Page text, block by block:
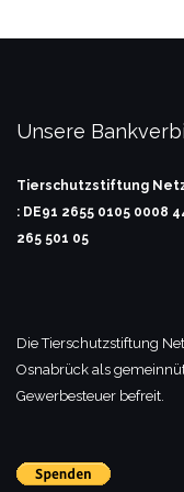
Unsere
Tierschutzstiftung
: DE91 2655 0105 0008
265 501 05
Die Tierschutzstiftung
Osnabrück als
Gewerbesteuer befreit.